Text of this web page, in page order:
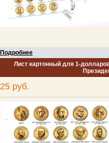
Подробнее
Лист картонный для 1-
25 руб.